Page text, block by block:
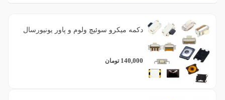
بنفش 2
خاکستری 1
دکمه میکرو سوئیچ ولوم و پاور یونیورسال
140,000 تومان